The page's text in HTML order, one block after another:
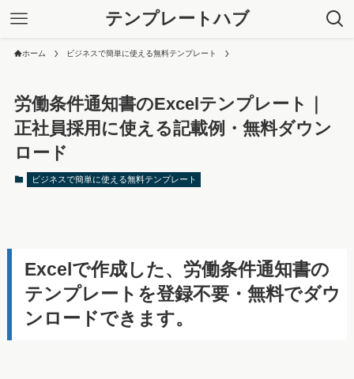
テンプレートハブ
ホーム ビジネスで簡単に使える無料テンプレート
労働条件通知書のExcelテンプレート｜
正社員採用に使える記載例・無料ダウン
ロード
ビジネスで簡単に使える無料テンプレート
Excelで作成した、労働条件通知書の
テンプレートを登録不要・無料でダウ
ンロードできます。